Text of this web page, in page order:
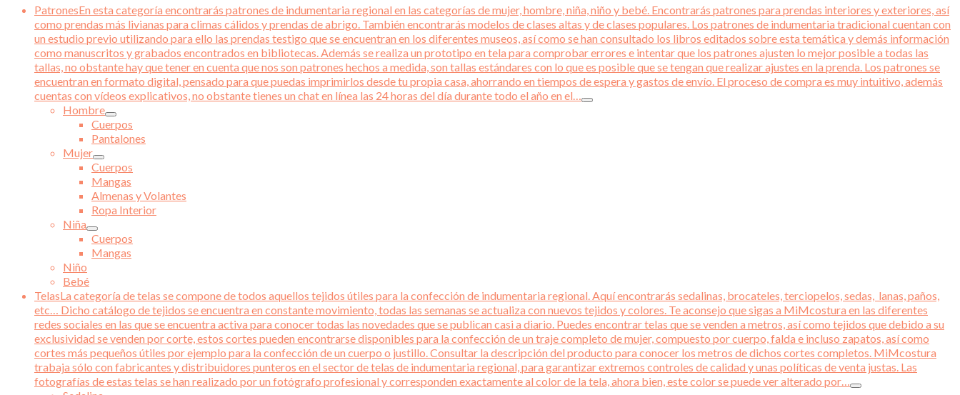
PatronesEn esta categoría encontrarás patrones de indumentaria regional en las categorías de mujer, hombre, niña, niño y bebé. Encontrarás patrones para prendas interiores y exteriores, así
como prendas más livianas para climas cálidos y prendas de abrigo. También encontrarás modelos de clases altas y de clases populares. Los patrones de indumentaria tradicional cuentan con
un estudio previo utilizando para ello las prendas testigo que se encuentran en los diferentes museos, así como se han consultado los libros editados sobre esta temática y demás información
como manuscritos y grabados encontrados en bibliotecas. Además se realiza un prototipo en tela para comprobar errores e intentar que los patrones ajusten lo mejor posible a todas las
tallas, no obstante hay que tener en cuenta que nos son patrones hechos a medida, son tallas estándares con lo que es posible que se tengan que realizar ajustes en la prenda. Los patrones se
encuentran en formato digital, pensado para que puedas imprimirlos desde tu propia casa, ahorrando en tiempos de espera y gastos de envío. El proceso de compra es muy intuitivo, además
cuentas con vídeos explicativos, no obstante tienes un chat en línea las 24 horas del día durante todo el año en el…
Hombre
Cuerpos
Pantalones
Mujer
Cuerpos
Mangas
Almenas y Volantes
Ropa Interior
Niña
Cuerpos
Mangas
Niño
Bebé
TelasLa categoría de telas se compone de todos aquellos tejidos útiles para la confección de indumentaria regional. Aquí encontrarás sedalinas, brocateles, terciopelos, sedas, lanas, paños,
etc… Dicho catálogo de tejidos se encuentra en constante movimiento, todas las semanas se actualiza con nuevos tejidos y colores. Te aconsejo que sigas a MiMcostura en las diferentes
redes sociales en las que se encuentra activa para conocer todas las novedades que se publican casi a diario. Puedes encontrar telas que se venden a metros, así como tejidos que debido a su
exclusividad se venden por corte, estos cortes pueden encontrarse disponibles para la confección de un traje completo de mujer, compuesto por cuerpo, falda e incluso zapatos, así como
cortes más pequeños útiles por ejemplo para la confección de un cuerpo o justillo. Consultar la descripción del producto para conocer los metros de dichos cortes completos. MiMcostura
trabaja sólo con fabricantes y distribuidores punteros en el sector de telas de indumentaria regional, para garantizar extremos controles de calidad y unas políticas de venta justas. Las
fotografías de estas telas se han realizado por un fotógrafo profesional y corresponden exactamente al color de la tela, ahora bien, este color se puede ver alterado por…